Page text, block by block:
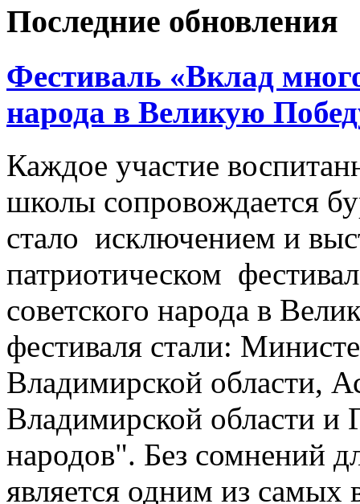
Последние обновления
Фестиваль «Вклад
народа в Великую
Каждое участие
школы сопровождается
стало исключением и
патриотическом
советского народа в
фестиваля стали:
Владимирской области,
Владимирской области
народов". Без сомнений
является одним из